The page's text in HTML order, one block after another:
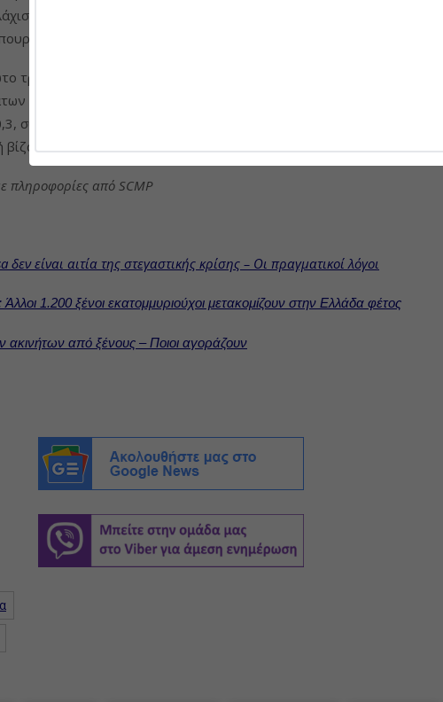
το 80% καταχωρήθηκε στην ευρύτερη περιοχή της Αττικής,
Μετανάστευσης και Ασύλου.
τρίμηνο του 2023 και την αντίστοιχη περίοδο του 2025, ο δείκτης
της Αθήνας εκτινάχθηκε κατά 16,1%, σκαρφαλώνοντας από τις 95
σύμφωνα με στοιχεία της ΤτΕ. Βέβαια, δεν είναι σαφές το πόσο
και συγκεκριμένα οι Κινέζοι αγοραστές στην άνοδο αυτή.
πληροφορίες από SCMP
είναι αιτία της στεγαστικής κρίσης – Οι πραγματικοί λόγοι
1.200 ξένοι εκατομμυριούχοι μετακομίζουν στην Ελλάδα φέτος
από ξένους – Ποιοι αγοράζουν